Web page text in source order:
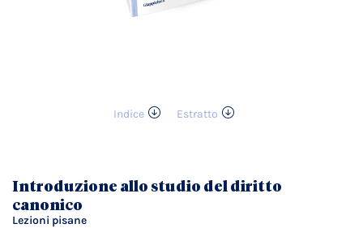
Indice
Estratto
galleria
di
immagini
Introduzione allo studio del diritto
canonico
Lezioni pisane